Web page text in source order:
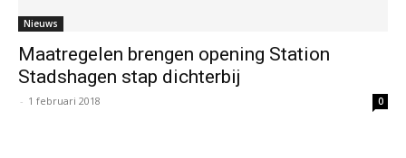
Nieuws
Maatregelen brengen opening Station
Stadshagen stap dichterbij
- 1 februari 2018 0